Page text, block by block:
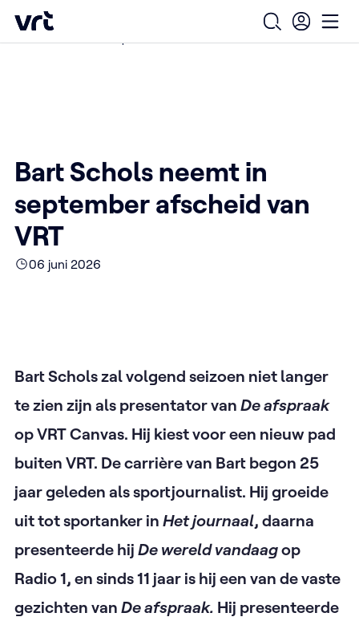
Ga naar de hoofdinhoud
VRT (home)
Open
Home /
Bart Schols neemt in
september afscheid van
VRT
06 juni 2026
Bart Schols zal volgend seizoen niet langer
te zien zijn als presentator van De afspraak
op VRT Canvas. Hij kiest voor een nieuw pad
buiten VRT. De carrière van Bart begon 25
jaar geleden als sportjournalist. Hij groeide
uit tot sportanker in Het journaal, daarna
presenteerde hij De wereld vandaagop
Radio 1, en sinds 11 jaar is hij een van de vaste
gezichten van De afspraak. Hij presenteerde